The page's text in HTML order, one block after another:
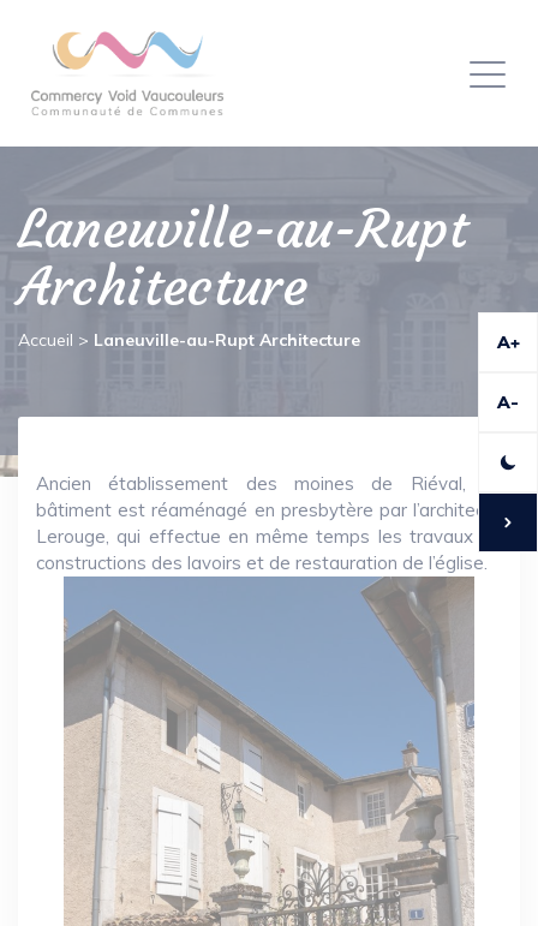
Laneuville-au-Rupt
Architecture
Accueil > Laneuville-au-Rupt Architecture
Ancien établissement des moines de Riéval, ce
bâtiment est réaménagé en presbytère par l’architecte
Lerouge, qui effectue en même temps les travaux de
constructions des lavoirs et de restauration de l’église.
A+
A-